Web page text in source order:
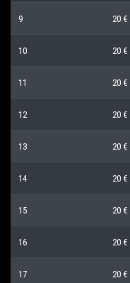
9 20 €
10 20 €
11 20 €
12 20 €
13 20 €
14 20 €
15 20 €
16 20 €
17 20 €